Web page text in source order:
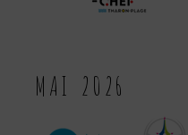
MAI 2026